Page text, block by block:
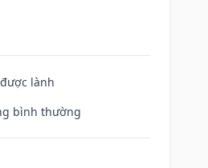
lành
bình thường